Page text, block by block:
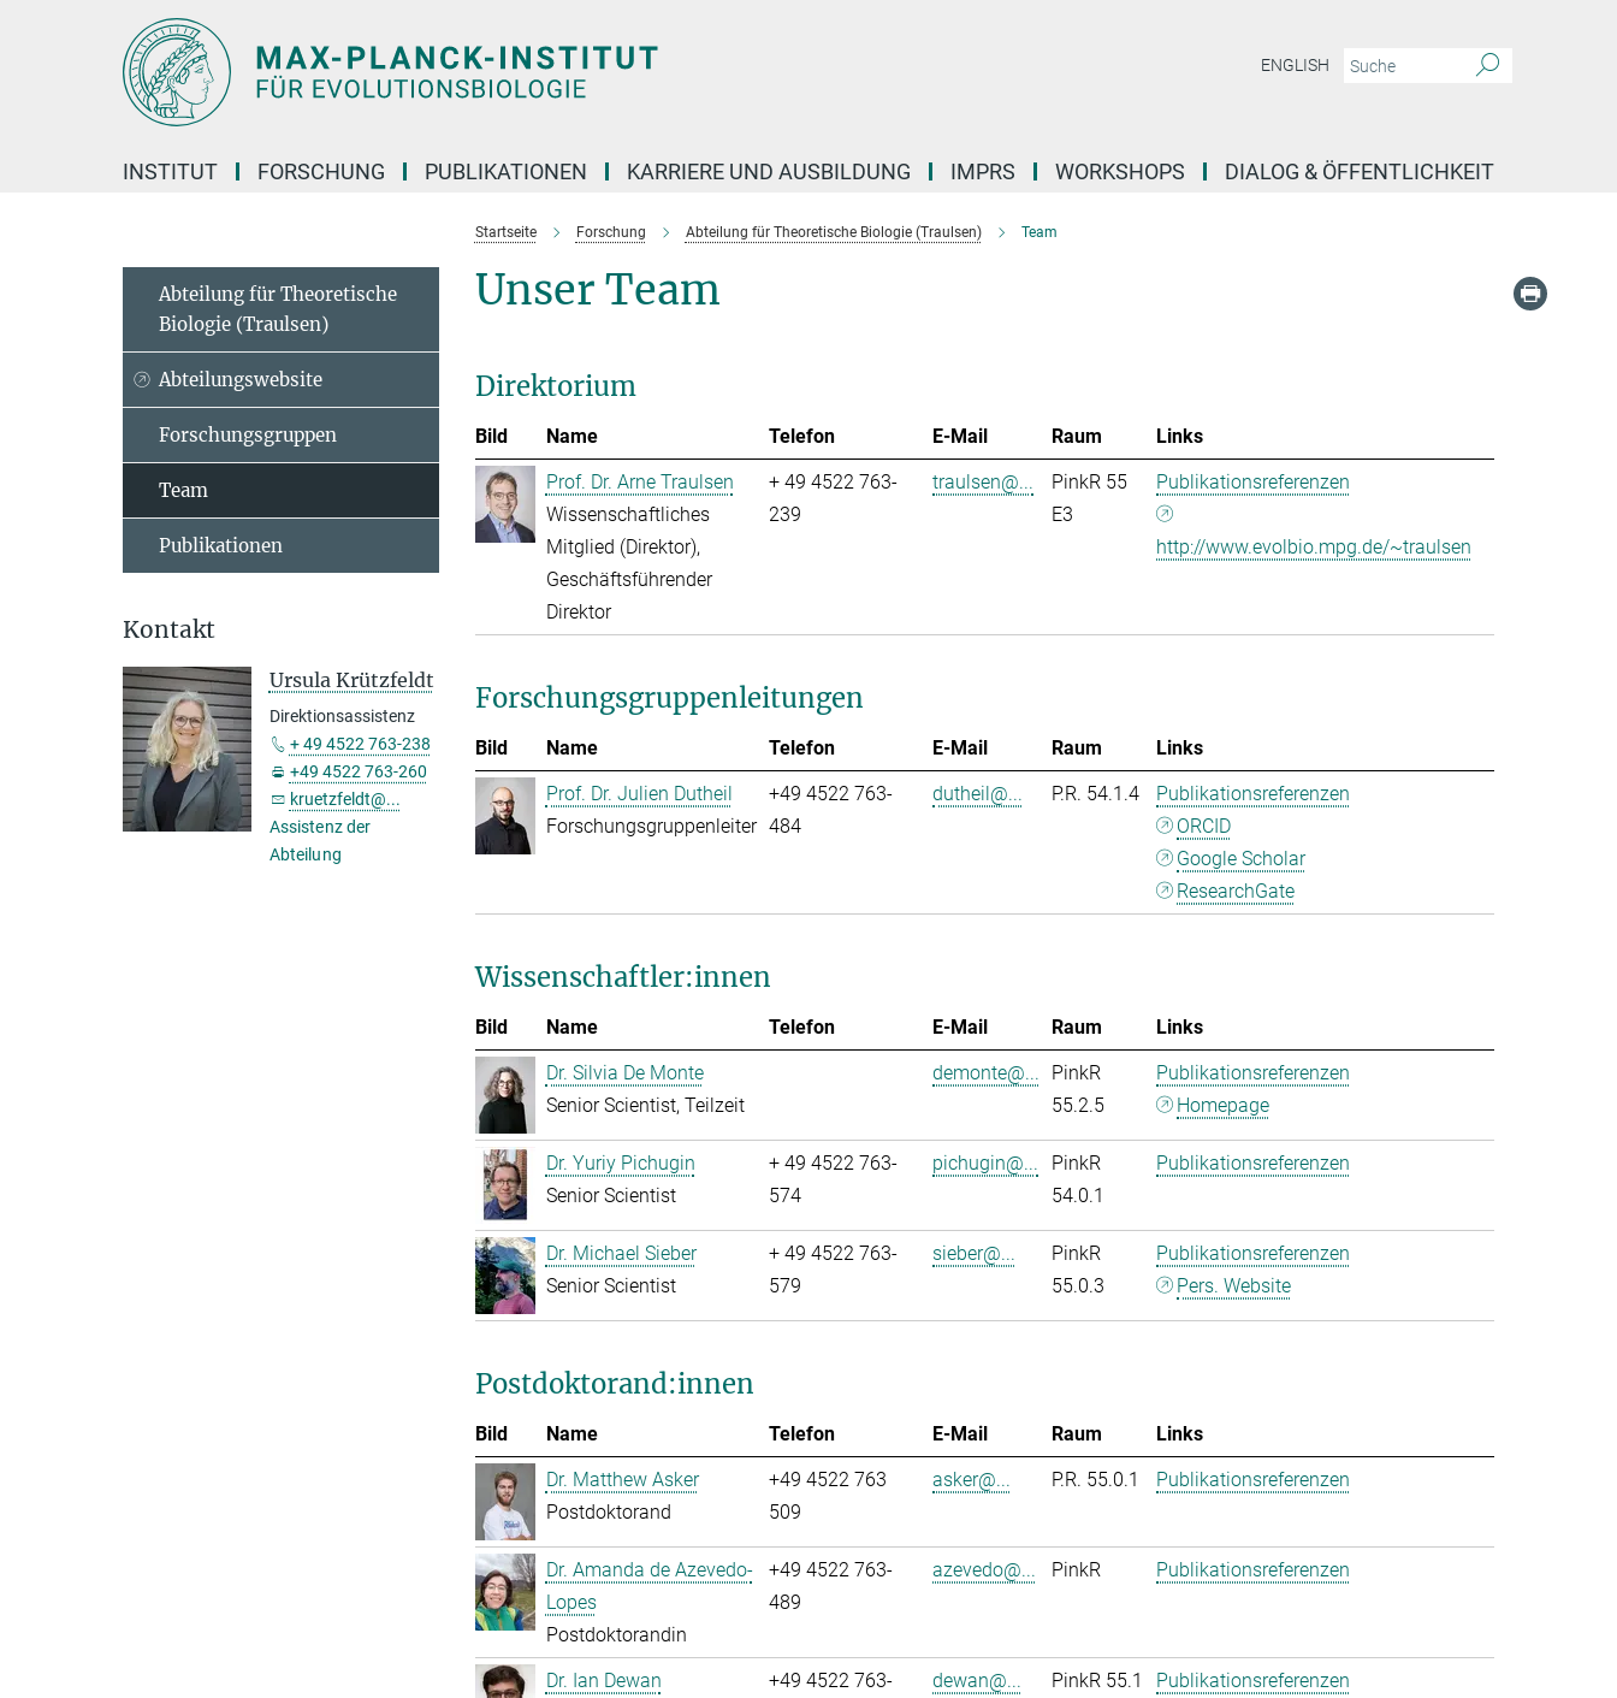
ENGLISH
INSTITUT FORSCHUNG PUBLIKATIONEN KARRIERE UND AUSBILDUNG IMPRS WORKSHOPS DIALOG & ÖFFENTLICHKEIT
Startseite Forschung Abteilung für Theoretische Biologie (Traulsen) Team
Unser Team
Direktorium
Bild Name Telefon E-Mail Raum
Links
Prof. Dr. Arne Traulsen
Wissenschaftliches
Mitglied (Direktor),
Geschäftsführender
Direktor
+ 49 4522 763-
239
traulsen@...
PinkR 55
E3
Publikationsreferenzen
http://www.evolbio.mpg.de/~traulsen
Forschungsgruppenleitungen
Bild Name Telefon E-Mail Raum
Links
Prof. Dr. Julien Dutheil
Forschungsgruppenleiter
+49 4522 763-
484
dutheil@... P.R. 54.1.4
Publikationsreferenzen
ORCID
Google Scholar
ResearchGate
Wissenschaftler:innen
Bild Name Telefon E-Mail Raum
Links
Dr. Silvia De Monte
Senior Scientist, Teilzeit
demonte@...
PinkR
55.2.5
Publikationsreferenzen
Homepage
Dr. Yuriy Pichugin
Senior Scientist
+ 49 4522 763-
574
pichugin@...
PinkR
54.0.1
Publikationsreferenzen
Dr. Michael Sieber
Senior Scientist
+ 49 4522 763-
579
sieber@...
PinkR
55.0.3
Publikationsreferenzen
Pers. Website
Postdoktorand:innen
Bild Name Telefon E-Mail Raum
Links
Dr. Matthew Asker
Postdoktorand
+49 4522 763
509
asker@... P.R. 55.0.1 Publikationsreferenzen
Dr. Amanda de Azevedo-
Lopes
Postdoktorandin
+49 4522 763-
489
azevedo@... PinkR Publikationsreferenzen
Dr. Ian Dewan
+49 4522 763-
dewan@... PinkR 55.1 Publikationsreferenzen
Abteilung für Theoretische
Biologie (Traulsen)
Abteilungswebsite
Forschungsgruppen
Team
Publikationen
Kontakt
Ursula Krützfeldt
Direktionsassistenz
+ 49 4522 763-238
+49 4522 763-260
kruetzfeldt@...
Assistenz der
Abteilung